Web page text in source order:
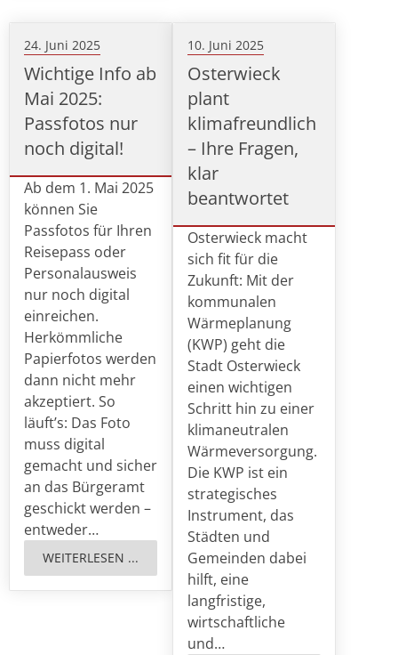
24. Juni 2025
Wichtige Info ab
Mai 2025:
Passfotos nur
noch digital!
Ab dem 1. Mai 2025
können Sie
Passfotos für Ihren
Reisepass oder
Personalausweis
nur noch digital
einreichen.
Herkömmliche
Papierfotos werden
dann nicht mehr
akzeptiert. So
läuft’s: Das Foto
muss digital
gemacht und sicher
an das Bürgeramt
geschickt werden –
entweder…
WEITERLESEN ...
10. Juni 2025
Osterwieck
plant
klimafreundlich
– Ihre Fragen,
klar
beantwortet
Osterwieck macht
sich fit für die
Zukunft: Mit der
kommunalen
Wärmeplanung
(KWP) geht die
Stadt Osterwieck
einen wichtigen
Schritt hin zu einer
klimaneutralen
Wärmeversorgung.
Die KWP ist ein
strategisches
Instrument, das
Städten und
Gemeinden dabei
hilft, eine
langfristige,
wirtschaftliche
und…